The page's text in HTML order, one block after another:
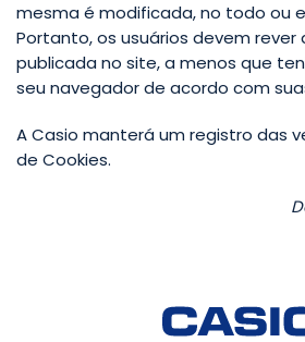
mesma é modificada, no todo ou
Portanto, os usuários devem rever
publicada no site, a menos que
seu navegador de acordo com
A Casio manterá um registro das
de Cookies.